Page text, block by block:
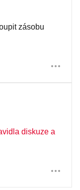
zásobu
diskuze a